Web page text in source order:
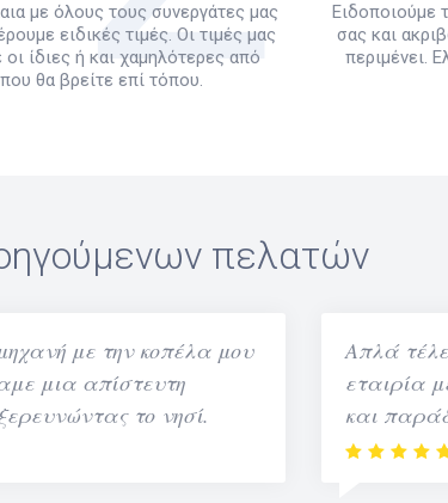
με όλους τους συνεργάτες μας
ειδικές τιμές. Οι τιμές μας
οι ίδιες ή και χαμηλότερες από
θα βρείτε επί τόπου.
Ειδοποιούμε
σας και
περιμένει.
πελατών
με την κοπέλα μου
μια απίστευτη
το νησί.
Απλά
εταιρία
και